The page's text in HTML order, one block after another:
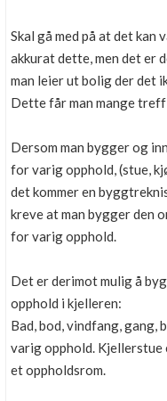
Boligmappa+
Få mer ut av Boligmappa
Skal gå med på at det
akkurat dette, men det er
man leier ut bolig der det
Dette får man mange treff
Dersom man bygger og
for varig opphold, (stue,
det kommer en
kreve at man bygger den
for varig opphold.
Det er derimot mulig å
opphold i kjelleren:
Bad, bod, vindfang, gang,
varig opphold.
et oppholdsrom.